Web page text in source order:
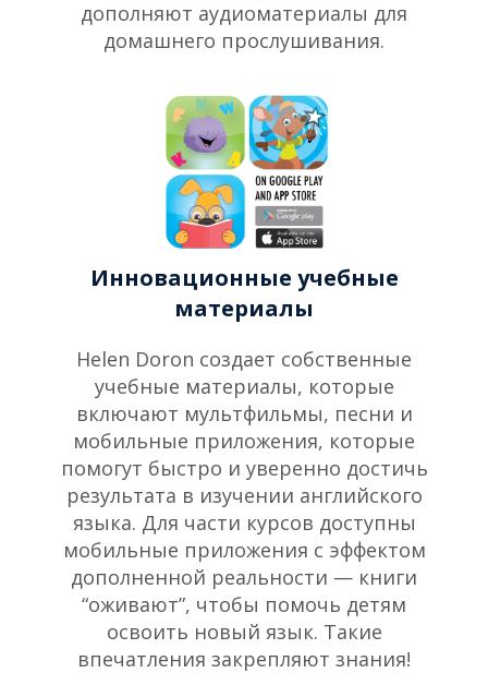
дополняют аудиоматериалы для
домашнего прослушивания.
Инновационные учебные
материалы
Helen Doron создает собственные
учебные материалы, которые
включают мультфильмы, песни и
мобильные приложения, которые
помогут быстро и уверенно достичь
результата в изучении английского
языка. Для части курсов доступны
мобильные приложения с эффектом
дополненной реальности — книги
“оживают”, чтобы помочь детям
освоить новый язык. Такие
впечатления закрепляют знания!